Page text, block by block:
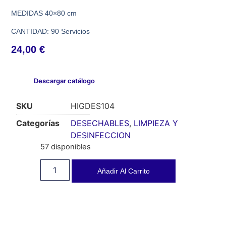
MEDIDAS 40×80 cm
CANTIDAD: 90 Servicios
24,00€
Descargar catálogo
SKU
HIGDES104
Categorías
DESECHABLES, LIMPIEZA Y
DESINFECCION
57 disponibles
Añadir Al Carrito